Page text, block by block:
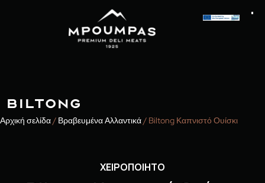
BILTONG
Αρχική σελίδα/ Βραβευμένα Αλλαντικά/ Biltong Καπνιστό Ουίσκι
ΧΕΙΡΟΠΟΙΗΤΟ